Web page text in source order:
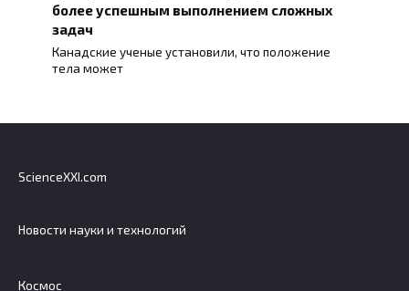
более успешным выполнением сложных
задач
Канадские ученые установили, что положение
тела может
ScienceXXI.com
Новости науки и технологий
Космос